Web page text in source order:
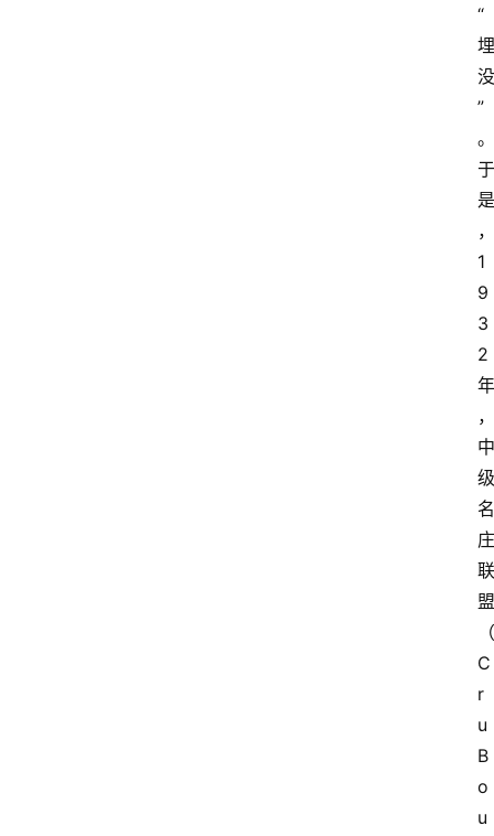
“
埋
没
”
。
于
是
，
1
9
3
2
年
，
中
级
名
庄
联
盟
（
C
r
u
B
o
u